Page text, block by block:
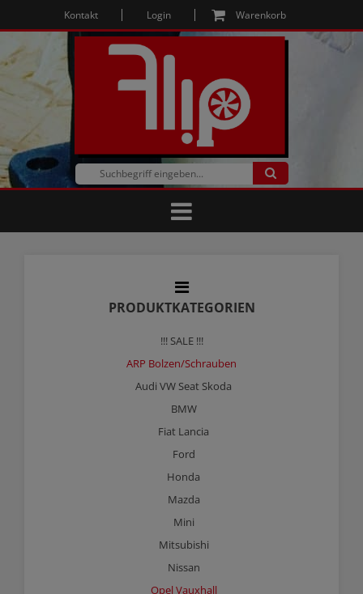
Kontakt Login Warenkorb
PRODUKTKATEGORIEN
!!! SALE !!!
ARP Bolzen/Schrauben
Audi VW Seat Skoda
BMW
Fiat Lancia
Ford
Honda
Mazda
Mini
Mitsubishi
Nissan
Opel Vauxhall